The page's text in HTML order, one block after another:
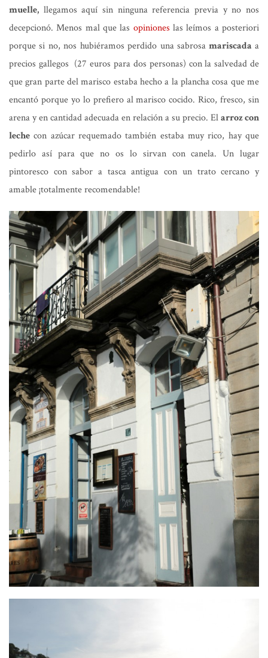
muelle, llegamos aquí sin ninguna referencia previa y no nos
decepcionó. Menos mal que las opiniones las leímos a posteriori
porque si no, nos hubiéramos perdido una sabrosa mariscada a
precios gallegos (27 euros para dos personas) con la salvedad de
que gran parte del marisco estaba hecho a la plancha cosa que me
encantó porque yo lo prefiero al marisco cocido. Rico, fresco, sin
arena y en cantidad adecuada en relación a su precio. Elarroz con
leche con azúcar requemado también estaba muy rico, hay que
pedirlo así para que no os lo sirvan con canela. Un lugar
pintoresco con sabor a tasca antigua con un trato cercano y
amable ¡totalmente recomendable!